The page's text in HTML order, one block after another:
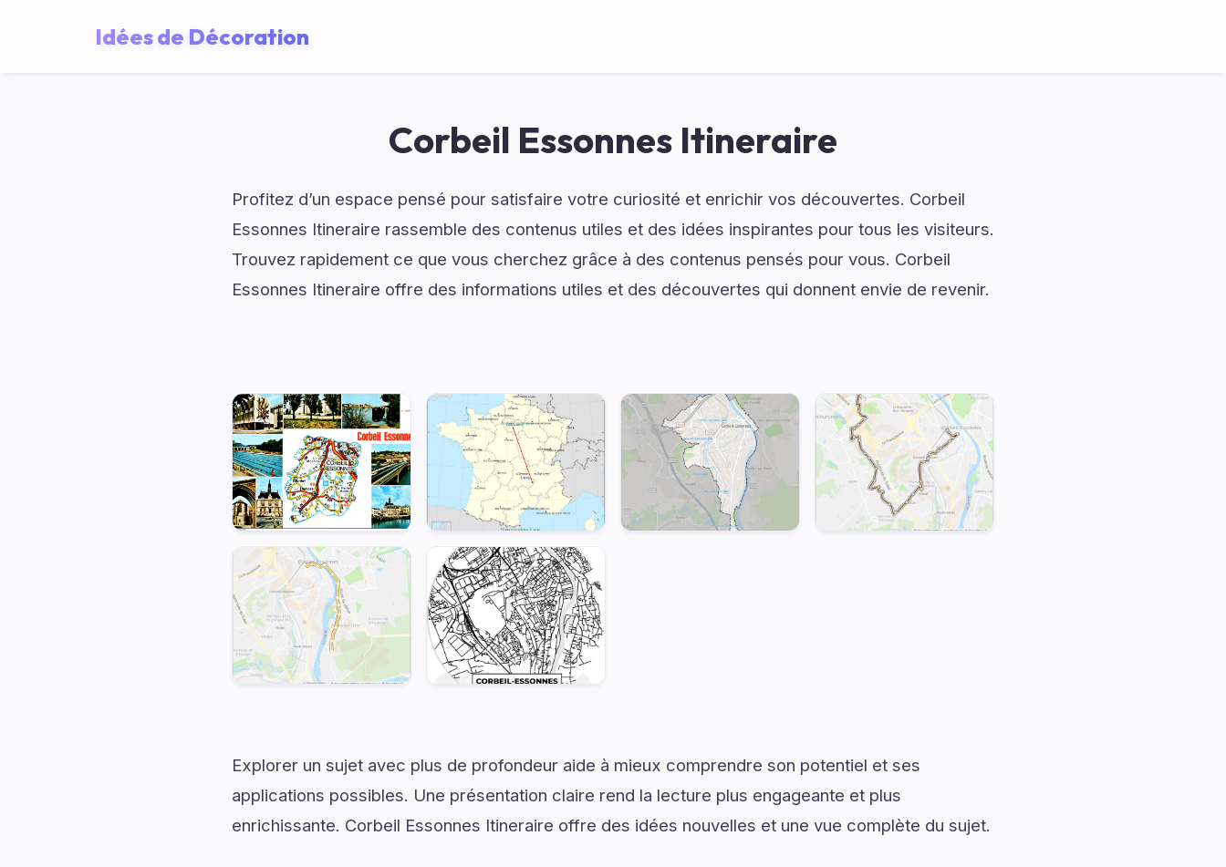
Idées de Décoration
Corbeil Essonnes Itineraire
Profitez d’un espace pensé pour satisfaire votre curiosité et enrichir vos découvertes. Corbeil
Essonnes Itineraire rassemble des contenus utiles et des idées inspirantes pour tous les visiteurs.
Trouvez rapidement ce que vous cherchez grâce à des contenus pensés pour vous. Corbeil
Essonnes Itineraire offre des informations utiles et des découvertes qui donnent envie de revenir.
Explorer un sujet avec plus de profondeur aide à mieux comprendre son potentiel et ses
applications possibles. Une présentation claire rend la lecture plus engageante et plus
enrichissante. Corbeil Essonnes Itineraire offre des idées nouvelles et une vue complète du sujet.